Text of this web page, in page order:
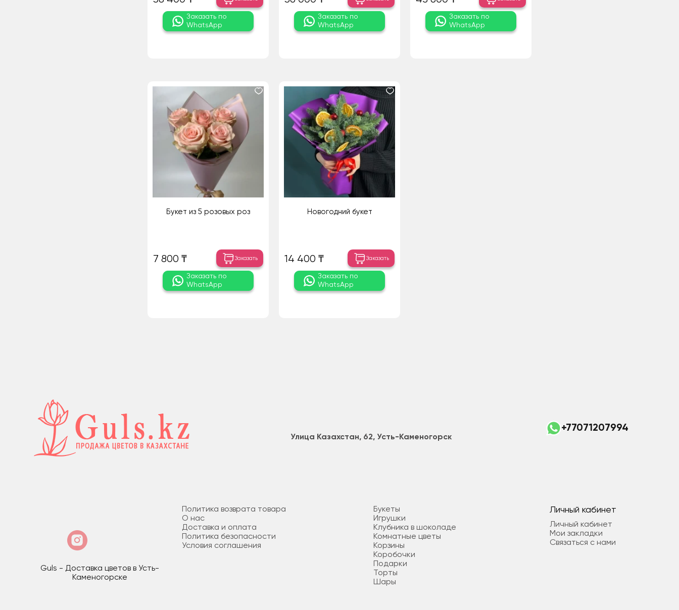
Заказать по
WhatsApp
Заказать по
WhatsApp
Заказать по
WhatsApp
Букет из 5 розовых роз
7 800 ₸ Заказать
Заказать по
WhatsApp
Новогодний букет
14 400 ₸ Заказать
Заказать по
WhatsApp
Улица Казахстан, 62, Усть-Каменогорск
+77071207994
Guls - Доставка цветов в Усть-
Каменогорске
Политика возврата товара
О нас
Доставка и оплата
Политика безопасности
Условия соглашения
Букеты
Игрушки
Клубника в шоколаде
Комнатные цветы
Корзины
Коробочки
Подарки
Торты
Шары
Личный кабинет
Личный кабинет
Мои закладки
Связаться с нами